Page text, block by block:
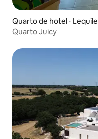
Quarto de hotel ⋅ Lequile
Quarto Juicy